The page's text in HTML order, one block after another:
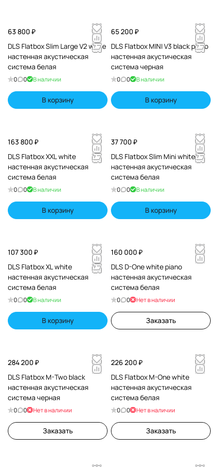
63 800 ₽
DLS Flatbox Slim Large V2 white
настенная акустическая
система белая
0 0 В наличии
В корзину
65 200 ₽
DLS Flatbox MINI V3 black piano
настенная акустическая
система черная
0 0 В наличии
В корзину
163 800 ₽
DLS Flatbox XXL white
настенная акустическая
система белая
0 0 В наличии
В корзину
37 700 ₽
DLS Flatbox Slim Mini white
настенная акустическая
система белая
0 0 В наличии
В корзину
107 300 ₽
DLS Flatbox XL white
настенная акустическая
система белая
0 0 В наличии
В корзину
160 000 ₽
DLS D-One white piano
настенная акустическая
система белая
0 0 Нет в наличии
Заказать
284 200 ₽
DLS Flatbox M-Two black
настенная акустическая
система черная
0 0 Нет в наличии
Заказать
226 200 ₽
DLS Flatbox M-One white
настенная акустическая
система белая
0 0 Нет в наличии
Заказать